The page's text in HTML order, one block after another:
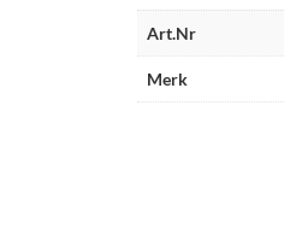
Art.Nr
Merk